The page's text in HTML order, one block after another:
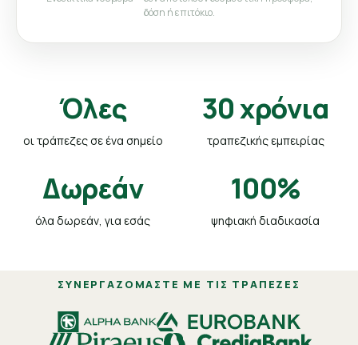
δόση ή επιτόκιο.
Όλες
οι τράπεζες σε ένα σημείο
30 χρόνια
τραπεζικής εμπειρίας
Δωρεάν
όλα δωρεάν, για εσάς
100%
ψηφιακή διαδικασία
ΣΥΝΕΡΓΑΖΌΜΑΣΤΕ ΜΕ ΤΙΣ ΤΡΆΠΕΖΕΣ